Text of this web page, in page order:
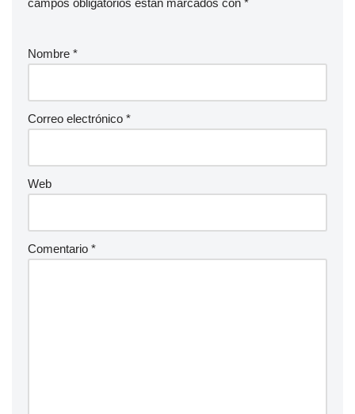
Nombre *
Correo electrónico *
Web
Comentario *